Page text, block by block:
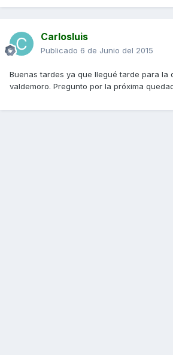
Carlosluis
Publicado 6 de Junio del 2015
Buenas tardes ya que llegué tarde para la
valdemoro. Pregunto por la próxima